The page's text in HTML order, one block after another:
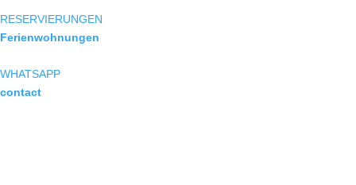
RESERVIERUNGEN
Ferienwohnungen
WHATSAPP
contact